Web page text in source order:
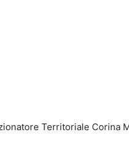
Territoriale Corina